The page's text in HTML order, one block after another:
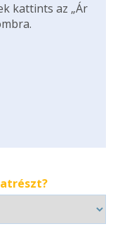
kattints az „Ár